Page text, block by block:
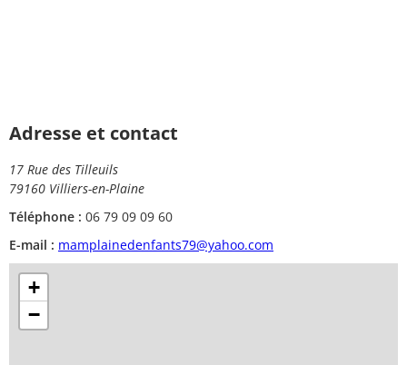
Adresse et contact
17 Rue des Tilleuils
79160 Villiers-en-Plaine
Téléphone : 06 79 09 09 60
E-mail : mamplainedenfants79@yahoo.com
+
−